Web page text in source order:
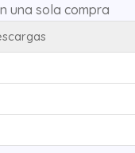
una sola compra